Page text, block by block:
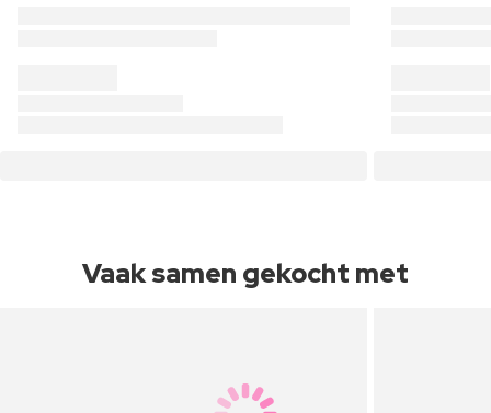
Vaak samen gekocht met